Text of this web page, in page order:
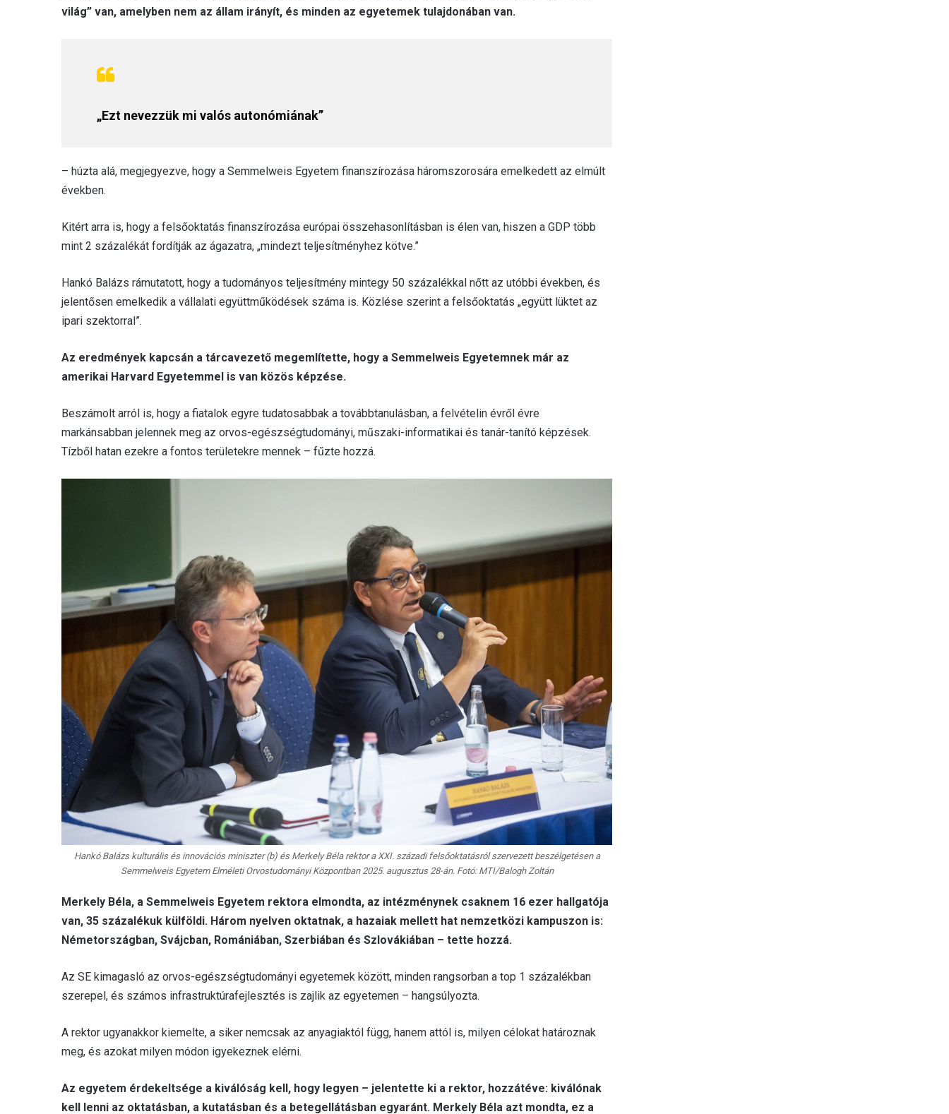
világ” van, amelyben nem az állam irányít, és minden az egyetemek tulajdonában van.
„Ezt nevezzük mi valós autonómiának”
– húzta alá, megjegyezve, hogy a Semmelweis Egyetem finanszírozása háromszorosára emelkedett az elmúlt
években.
Kitért arra is, hogy a felsőoktatás finanszírozása európai összehasonlításban is élen van, hiszen a GDP több
mint 2 százalékát fordítják az ágazatra, „mindezt teljesítményhez kötve.”
Hankó Balázs rámutatott, hogy a tudományos teljesítmény mintegy 50 százalékkal nőtt az utóbbi években, és
jelentősen emelkedik a vállalati együttműködések száma is. Közlése szerint a felsőoktatás „együtt lüktet az
ipari szektorral”.
Az eredmények kapcsán a tárcavezető megemlítette, hogy a Semmelweis Egyetemnek már az
amerikai Harvard Egyetemmel is van közös képzése.
Beszámolt arról is, hogy a fiatalok egyre tudatosabbak a továbbtanulásban, a felvételin évről évre
markánsabban jelennek meg az orvos-egészségtudományi, műszaki-informatikai és tanár-tanító képzések.
Tízből hatan ezekre a fontos területekre mennek – fűzte hozzá.
Hankó Balázs kulturális és innovációs miniszter (b) és Merkely Béla rektor a XXI. századi felsőoktatásról szervezett beszélgetésen a
Semmelweis Egyetem Elméleti Orvostudományi Központban 2025. augusztus 28-án. Fotó: MTI/Balogh Zoltán
Merkely Béla, a Semmelweis Egyetem rektora elmondta, az intézménynek csaknem 16 ezer hallgatója
van, 35 százalékuk külföldi. Három nyelven oktatnak, a hazaiak mellett hat nemzetközi kampuszon is:
Németországban, Svájcban, Romániában, Szerbiában és Szlovákiában – tette hozzá.
Az SE kimagasló az orvos-egészségtudományi egyetemek között, minden rangsorban a top 1 százalékban
szerepel, és számos infrastruktúrafejlesztés is zajlik az egyetemen – hangsúlyozta.
A rektor ugyanakkor kiemelte, a siker nemcsak az anyagiaktól függ, hanem attól is, milyen célokat határoznak
meg, és azokat milyen módon igyekeznek elérni.
Az egyetem érdekeltsége a kiválóság kell, hogy legyen – jelentette ki a rektor, hozzátéve: kiválónak
kell lenni az oktatásban, a kutatásban és a betegellátásban egyaránt. Merkely Béla azt mondta, ez a